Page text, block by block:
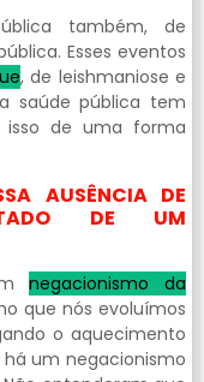
também, de
Esses eventos
, de leishmaniose e
saúde pública tem
isso de uma forma
AUSÊNCIA DE
DE UM
negacionismo da
que nós evoluímos
o aquecimento
um negacionismo